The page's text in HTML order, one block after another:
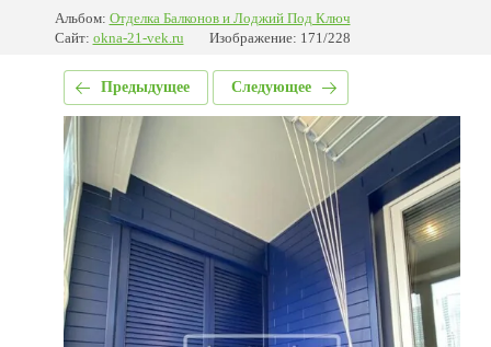
Альбом: Отделка Балконов и Лоджий Под Ключ
Сайт: okna-21-vek.ru Изображение: 171/228
Предыдущее Следующее